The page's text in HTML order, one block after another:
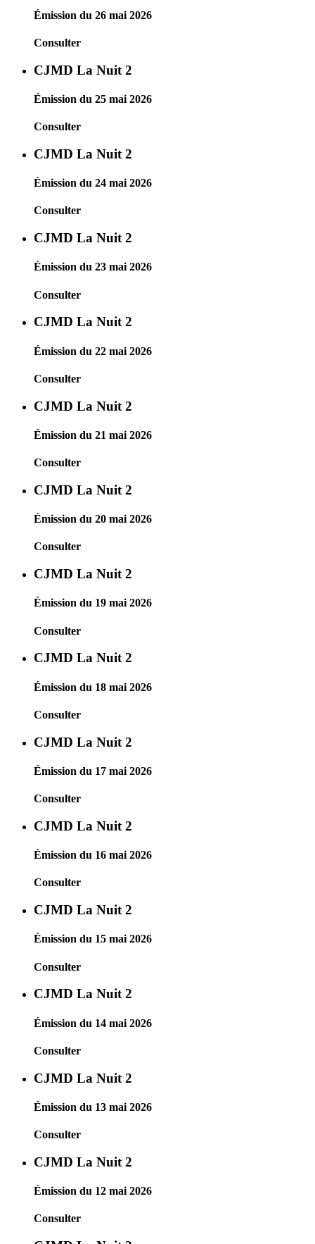
Émission du 26 mai 2026
Consulter
CJMD La Nuit 2
Émission du 25 mai 2026
Consulter
CJMD La Nuit 2
Émission du 24 mai 2026
Consulter
CJMD La Nuit 2
Émission du 23 mai 2026
Consulter
CJMD La Nuit 2
Émission du 22 mai 2026
Consulter
CJMD La Nuit 2
Émission du 21 mai 2026
Consulter
CJMD La Nuit 2
Émission du 20 mai 2026
Consulter
CJMD La Nuit 2
Émission du 19 mai 2026
Consulter
CJMD La Nuit 2
Émission du 18 mai 2026
Consulter
CJMD La Nuit 2
Émission du 17 mai 2026
Consulter
CJMD La Nuit 2
Émission du 16 mai 2026
Consulter
CJMD La Nuit 2
Émission du 15 mai 2026
Consulter
CJMD La Nuit 2
Émission du 14 mai 2026
Consulter
CJMD La Nuit 2
Émission du 13 mai 2026
Consulter
CJMD La Nuit 2
Émission du 12 mai 2026
Consulter